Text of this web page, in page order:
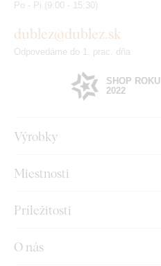
Výrobky
Miestnosti
Príležitosti
O nás
Po - Pi (9:00 - 15:30)
dublez@dublez.sk
Odpovedáme do 1. prac. dňa
SHOP ROKU
2022